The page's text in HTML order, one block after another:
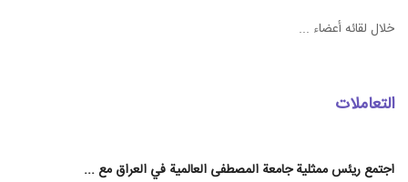
خلال لقائه أعضاء ...
التعاملات
اجتمع ريئس ممثلية جامعة المصطفى العالمية في العراق مع ...